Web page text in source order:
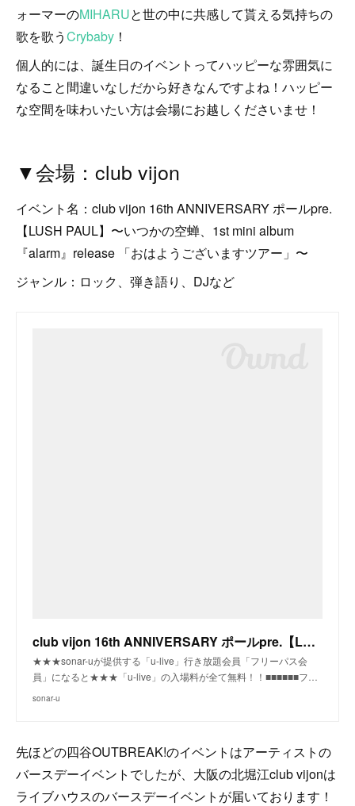
ォーマーのMIHARUと世の中に共感して貰える気持ちの
歌を歌うCrybaby ！
個人的には、誕生日のイベントってハッピーな雰囲気に
なること間違いなしだから好きなんですよね！ハッピー
な空間を味わいたい方は会場にお越しくださいませ！
▼会場：club vijon
イベント名：club vijon 16th ANNIVERSARY ポールpre.
【LUSH PAUL】〜いつかの空蝉、1st mini album
『alarm』release 「おはようございますツアー」〜
ジャンル：ロック、弾き語り、DJなど
club vijon 16th ANNIVERSARY ポールpre.【LUSH PAUL】〜いつかの空蝉、1st mini album 『alarm』release 「おはようございますツアー」〜
★★★sonar-uが提供する「u-live」行き放題会員「フリーパス会
員」になると★★★「u-live」の入場料が全て無料！！■■■■■■フ…
sonar-u
先ほどの四谷OUTBREAK!のイベントはアーティストの
バースデーイベントでしたが、大阪の北堀江club vijonは
ライブハウスのバースデーイベントが届いております！